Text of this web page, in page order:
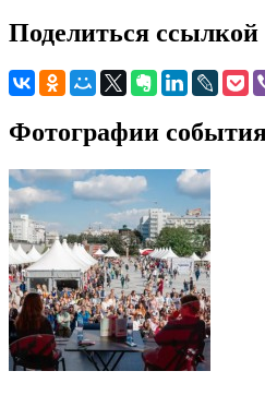
Поделиться ссылкой
Фотографии